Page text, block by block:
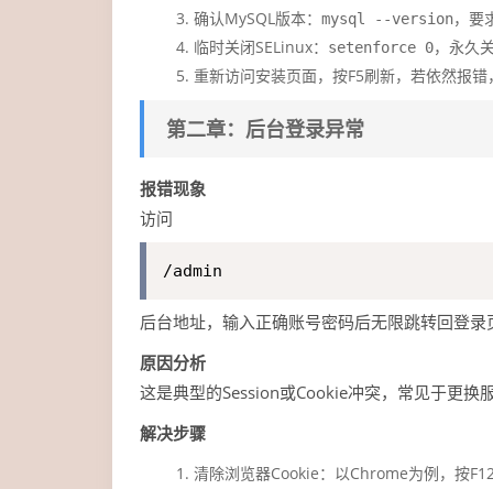
确认MySQL版本： mysql --version，要
临时关闭SELinux：
setenforce 0，永久
重新访问安装页面，按F5刷新，若依然报
第二章：后台登录异常
报错现象
访问
/admin
后台地址，输入正确账号密码后无限跳转回登
原因分析
这是典型的Session或Cookie冲突，常见于更换
解决步骤
清除浏览器Cookie：以Chrome为例，按